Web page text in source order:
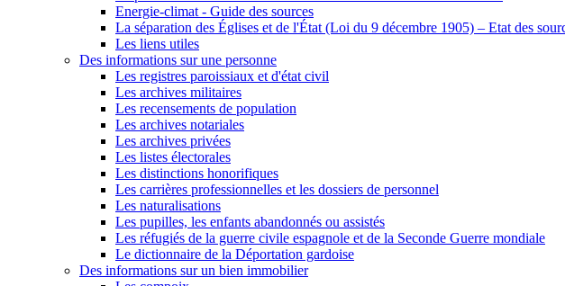
Energie-climat - Guide des sources
La séparation des Églises et de l'État (Loi du 9 décembre 1905) – Etat des
Les liens utiles
Des informations sur une personne
Les registres paroissiaux et d'état civil
Les archives militaires
Les recensements de population
Les archives notariales
Les archives privées
Les listes électorales
Les distinctions honorifiques
Les carrières professionnelles et les dossiers de personnel
Les naturalisations
Les pupilles, les enfants abandonnés ou assistés
Les réfugiés de la guerre civile espagnole et de la Seconde Guerre mondiale
Le dictionnaire de la Déportation gardoise
Des informations sur un bien immobilier